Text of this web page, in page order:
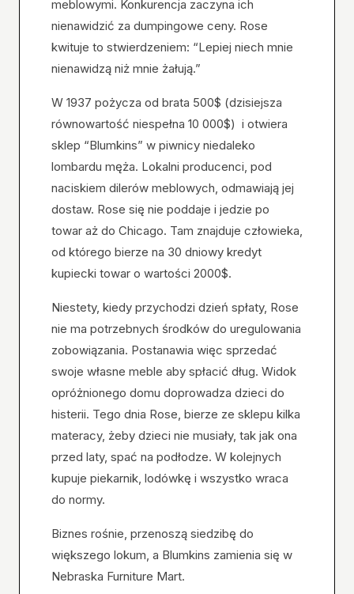
meblowymi. Konkurencja zaczyna ich
nienawidzić za dumpingowe ceny. Rose
kwituje to stwierdzeniem: “Lepiej niech mnie
nienawidzą niż mnie żałują.”
W 1937 pożycza od brata 500$ (dzisiejsza
równowartość niespełna 10 000$) i otwiera
sklep “Blumkins” w piwnicy niedaleko
lombardu męża. Lokalni producenci, pod
naciskiem dilerów meblowych, odmawiają jej
dostaw. Rose się nie poddaje i jedzie po
towar aż do Chicago. Tam znajduje człowieka,
od którego bierze na 30 dniowy kredyt
kupiecki towar o wartości 2000$.
Niestety, kiedy przychodzi dzień spłaty, Rose
nie ma potrzebnych środków do uregulowania
zobowiązania. Postanawia więc sprzedać
swoje własne meble aby spłacić dług. Widok
opróżnionego domu doprowadza dzieci do
histerii. Tego dnia Rose, bierze ze sklepu kilka
materacy, żeby dzieci nie musiały, tak jak ona
przed laty, spać na podłodze. W kolejnych
kupuje piekarnik, lodówkę i wszystko wraca
do normy.
Biznes rośnie, przenoszą siedzibę do
większego lokum, a Blumkins zamienia się w
Nebraska Furniture Mart.